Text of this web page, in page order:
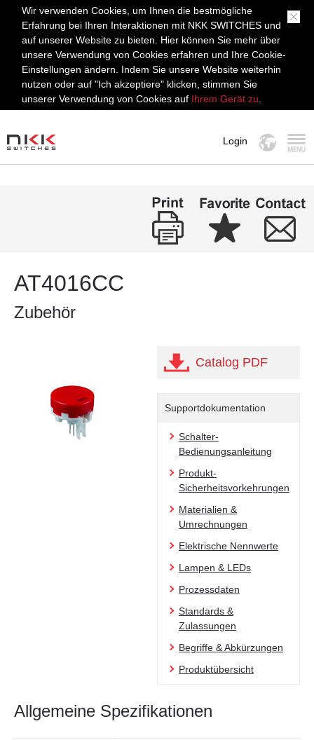
Wir verwenden Cookies, um Ihnen die bestmögliche
Erfahrung bei Ihren Interaktionen mit NKK SWITCHES und
auf unserer Website zu bieten. Hier können Sie mehr über
unsere Verwendung von Cookies erfahren und Ihre Cookie-
Einstellungen ändern. Indem Sie unsere Website weiterhin
nutzen oder auf "Ich akzeptiere" klicken, stimmen Sie
unserer Verwendung von Cookies auf Ihrem Gerät zu
Login
AT4016CC
Zubehör
Catalog PDF
Supportdokumentation
Schalter-
Bedienungsanleitung
Produkt-
Sicherheitsvorkehrungen
Materialien &
Umrechnungen
Elektrische Nennwerte
Lampen & LEDs
Prozessdaten
Standards &
Zulassungen
Begriffe & Abkürzungen
Produktübersicht
Allgemeine Spezifikationen